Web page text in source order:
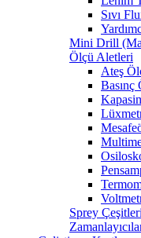
Sıvı
Mini Drill
Ölçü Aletleri
Ateş
Basınç
Sprey Çeşitleri